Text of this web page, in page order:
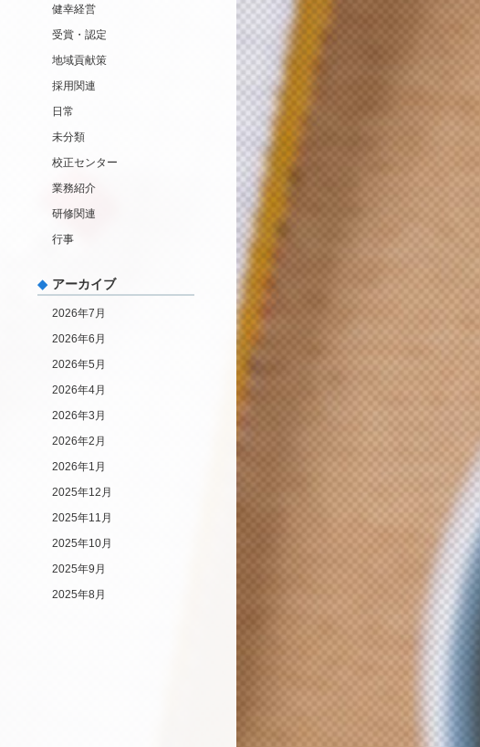
健幸経営
受賞・認定
地域貢献策
採用関連
日常
未分類
校正センター
業務紹介
研修関連
行事
アーカイブ
2026年7月
2026年6月
2026年5月
2026年4月
2026年3月
2026年2月
2026年1月
2025年12月
2025年11月
2025年10月
2025年9月
2025年8月